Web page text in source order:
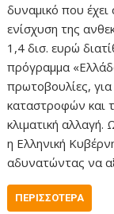
δυναμικό που
ενίσχυση της
1,4 δισ. ευρώ
πρόγραμμα
πρωτοβουλίες,
καταστροφών και
κλιματική
η Ελληνική
αδυνατώντας να
ΠΕΡΙΣΣΌΤΕΡΑ